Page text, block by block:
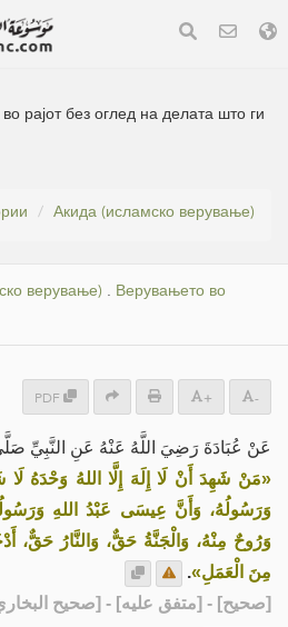
рајот без оглед на делата што ги
Акида (исламско верување)
верување) . Верувањето во
PDF + -
عَنْ عُبَادَةَ رَضِيَ اللَّهُ عَنْهُ عَنِ النَّبِيِّ
«مَنْ شَهِدَ أَنْ لَا إِلَهَ إِلَّا اللهُ وَحْدَهُ
وَرَسُولُهُ، وَأَنَّ عِيسَى عَبْدُ اللهِ
وَرُوحٌ مِنْهُ، وَالْجَنَّةُ حَقٌّ، وَالنَّارُ حَقٌّ،
مِنَ الْعَمَلِ».
[صحيح] - [متفق عليه] - [صحيح البخاري: